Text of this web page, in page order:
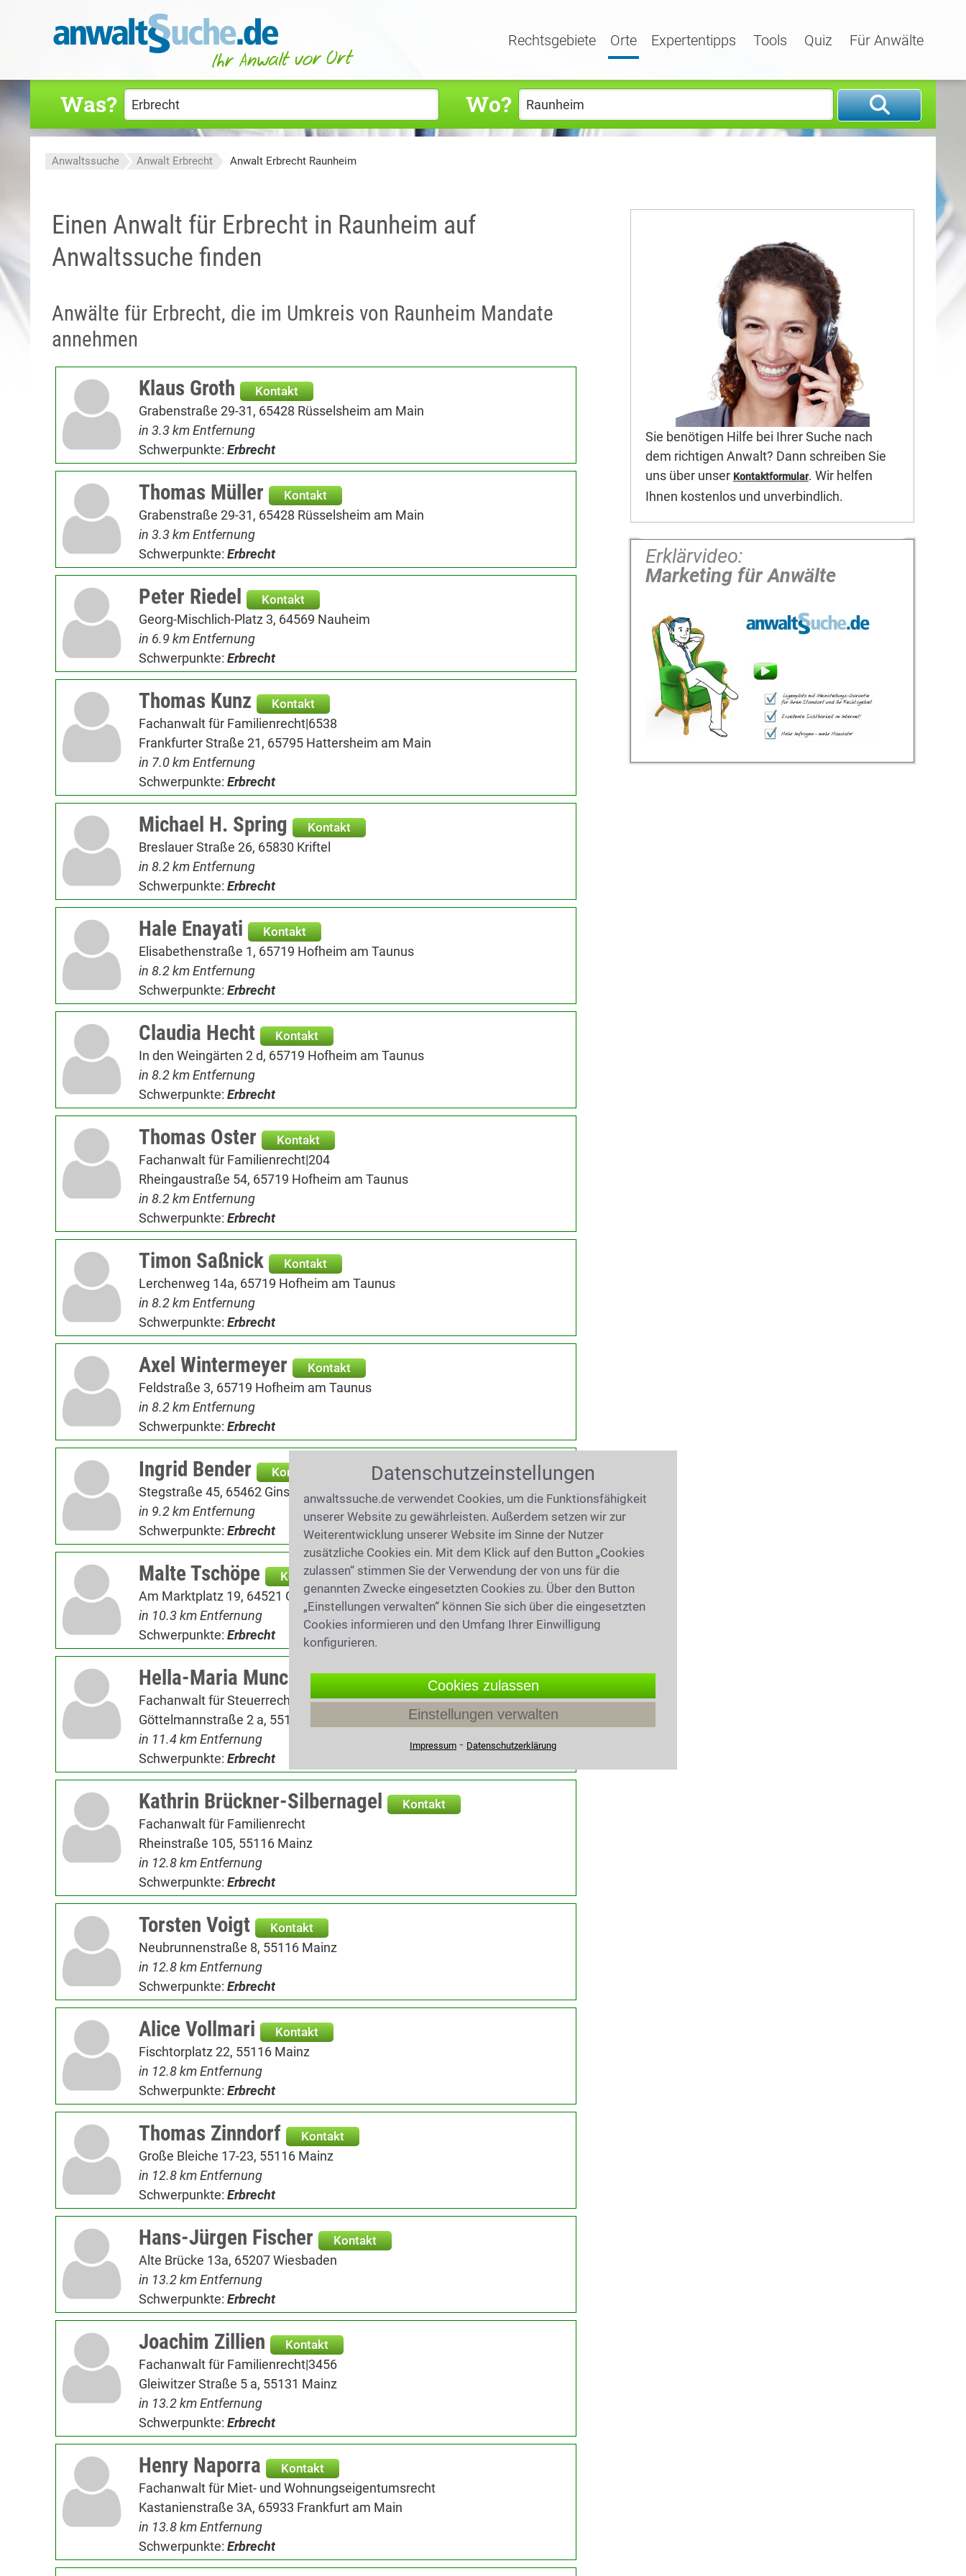
Rechtsgebiete Orte Expertentipps Tools Quiz Für Anwälte
Was? Wo?
Anwaltssuche Anwalt Erbrecht Anwalt Erbrecht Raunheim
Einen Anwalt für Erbrecht in Raunheim auf
Anwaltssuche finden
Anwälte für Erbrecht, die im Umkreis von Raunheim Mandate
annehmen
Klaus Groth
Kontakt
Grabenstraße 29-31, 65428 Rüsselsheim am Main
in 3.3 km Entfernung
Schwerpunkte: Erbrecht
Thomas Müller Kontakt
Grabenstraße 29-31, 65428 Rüsselsheim am Main
in 3.3 km Entfernung
Schwerpunkte: Erbrecht
Peter Riedel Kontakt
Georg-Mischlich-Platz 3, 64569 Nauheim
in 6.9 km Entfernung
Schwerpunkte: Erbrecht
Thomas Kunz Kontakt
Fachanwalt für Familienrecht|6538
Frankfurter Straße 21, 65795 Hattersheim am Main
in 7.0 km Entfernung
Schwerpunkte: Erbrecht
Michael H. Spring Kontakt
Breslauer Straße 26, 65830 Kriftel
in 8.2 km Entfernung
Schwerpunkte: Erbrecht
Hale Enayati Kontakt
Elisabethenstraße 1, 65719 Hofheim am Taunus
in 8.2 km Entfernung
Schwerpunkte: Erbrecht
Claudia Hecht Kontakt
In den Weingärten 2 d, 65719 Hofheim am Taunus
in 8.2 km Entfernung
Schwerpunkte: Erbrecht
Thomas Oster Kontakt
Fachanwalt für Familienrecht|204
Rheingaustraße 54, 65719 Hofheim am Taunus
in 8.2 km Entfernung
Schwerpunkte: Erbrecht
Timon Saßnick Kontakt
Lerchenweg 14a, 65719 Hofheim am Taunus
in 8.2 km Entfernung
Schwerpunkte: Erbrecht
Axel Wintermeyer Kontakt
Feldstraße 3, 65719 Hofheim am Taunus
in 8.2 km Entfernung
Schwerpunkte: Erbrecht
Ingrid Bender Kontakt
Stegstraße 45, 65462 Ginsheim-Gustavsburg
in 9.2 km Entfernung
Schwerpunkte: Erbrecht
Malte Tschöpe Kontakt
Am Marktplatz 19, 64521 Groß-Gerau
in 10.3 km Entfernung
Schwerpunkte: Erbrecht
Hella-Maria Munck
Fachanwalt für Steuerrecht|6538
Göttelmannstraße 2 a, 55130 Mainz
in 11.4 km Entfernung
Schwerpunkte: Erbrecht
Kathrin Brückner-Silbernagel Kontakt
Fachanwalt für Familienrecht
Rheinstraße 105, 55116 Mainz
in 12.8 km Entfernung
Schwerpunkte: Erbrecht
Torsten Voigt Kontakt
Neubrunnenstraße 8, 55116 Mainz
in 12.8 km Entfernung
Schwerpunkte: Erbrecht
Alice Vollmari Kontakt
Fischtorplatz 22, 55116 Mainz
in 12.8 km Entfernung
Schwerpunkte: Erbrecht
Thomas Zinndorf Kontakt
Große Bleiche 17-23, 55116 Mainz
in 12.8 km Entfernung
Schwerpunkte: Erbrecht
Hans-Jürgen Fischer Kontakt
Alte Brücke 13a, 65207 Wiesbaden
in 13.2 km Entfernung
Schwerpunkte: Erbrecht
Joachim Zillien Kontakt
Fachanwalt für Familienrecht|3456
Gleiwitzer Straße 5 a, 55131 Mainz
in 13.2 km Entfernung
Schwerpunkte: Erbrecht
Henry Naporra Kontakt
Fachanwalt für Miet- und Wohnungseigentumsrecht
Kastanienstraße 3A, 65933 Frankfurt am Main
in 13.8 km Entfernung
Schwerpunkte: Erbrecht
Sie benötigen Hilfe bei Ihrer Suche nach
dem richtigen Anwalt? Dann schreiben Sie
uns über unser Kontaktformular. Wir helfen
Ihnen kostenlos und unverbindlich.
Erklärvideo:
Marketing für Anwälte
Datenschutzeinstellungen
anwaltssuche.de verwendet Cookies, um die Funktionsfähigkeit
unserer Website zu gewährleisten. Außerdem setzen wir zur
Weiterentwicklung unserer Website im Sinne der Nutzer
zusätzliche Cookies ein. Mit dem Klick auf den Button „Cookies
zulassen“ stimmen Sie der Verwendung der von uns für die
genannten Zwecke eingesetzten Cookies zu. Über den Button
„Einstellungen verwalten“ können Sie sich über die eingesetzten
Cookies informieren und den Umfang Ihrer Einwilligung
konfigurieren.
Cookies zulassen
Einstellungen verwalten
Impressum ⁃ Datenschutzerklärung